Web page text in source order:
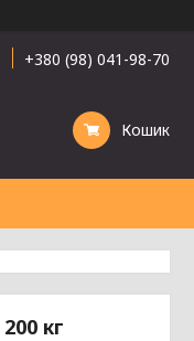
+380 (98) 041-98-70
Кошик
кг